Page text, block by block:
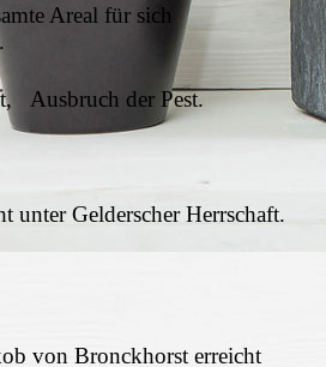
Areal für sich
Ausbruch der Pest.
unter Gelderscher Herrschaft.
von Bronckhorst erreicht